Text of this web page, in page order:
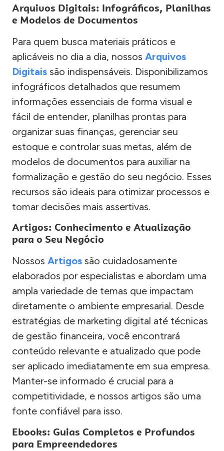
Arquivos Digitais: Infográficos, Planilhas
e Modelos de Documentos
Para quem busca materiais práticos e
aplicáveis no dia a dia, nossos Arquivos
Digitais são indispensáveis. Disponibilizamos
infográficos detalhados que resumem
informações essenciais de forma visual e
fácil de entender, planilhas prontas para
organizar suas finanças, gerenciar seu
estoque e controlar suas metas, além de
modelos de documentos para auxiliar na
formalização e gestão do seu negócio. Esses
recursos são ideais para otimizar processos e
tomar decisões mais assertivas.
Artigos: Conhecimento e Atualização
para o Seu Negócio
Nossos Artigos são cuidadosamente
elaborados por especialistas e abordam uma
ampla variedade de temas que impactam
diretamente o ambiente empresarial. Desde
estratégias de marketing digital até técnicas
de gestão financeira, você encontrará
conteúdo relevante e atualizado que pode
ser aplicado imediatamente em sua empresa.
Manter-se informado é crucial para a
competitividade, e nossos artigos são uma
fonte confiável para isso.
Ebooks: Guias Completos e Profundos
para Empreendedores